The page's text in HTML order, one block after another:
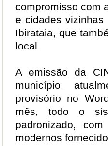
compromisso com
e cidades
Ibirataia, que
local.
A emissão da
município,
provisório no
mês, todo o
padronizado,
modernos